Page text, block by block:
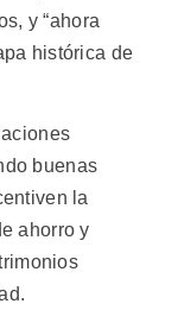
y “ahora
histórica de
buenas
la
ahorro y